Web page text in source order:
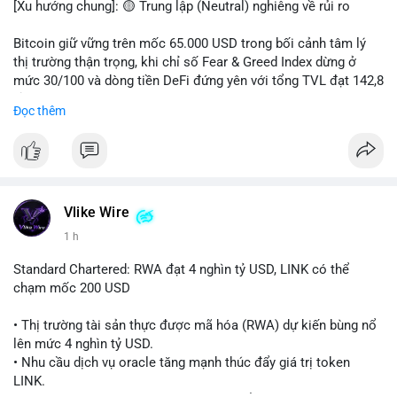
[Xu hướng chung]: 🟡 Trung lập (Neutral) nghiêng về rủi ro
Bitcoin giữ vững trên mốc 65.000 USD trong bối cảnh tâm lý
thị trường thận trọng, khi chỉ số Fear & Greed Index dừng ở
mức 30/100 và dòng tiền DeFi đứng yên với tổng TVL đạt 142,8
tăng gần 3% khi Iran-Oman hứa mở lại eo Hormuz, giảm lo ngại
lớn khác. Đáng chú ý, thanh lý Short chiếm tới 81,7% tổng 35,7
triệu USD thanh lý trong 24h, cho thấy phe bán đang yếu thế.
- DeFi & Công nghệ: Standard Chartered dự báo thị trường RWA
sẽ bùng nổ lên 4 nghìn tỷ USD, kéo theo giá trị token LINK có
hoàn tất thương vụ mua lại startup stablecoin BVNK trị giá 1,8
tỷ USD, đánh dấu bước tiến lớn trong thanh toán số.
- Quy định & Pháp lý: FCA Anh đang xây dựng khung pháp lý
Đọc thêm
Vlike Wire
1 h
Standard Chartered: RWA đạt 4 nghìn tỷ USD, LINK có thể
chạm mốc 200 USD
• Thị trường tài sản thực được mã hóa (RWA) dự kiến bùng nổ
lên mức 4 nghìn tỷ USD.
• Nhu cầu dịch vụ oracle tăng mạnh thúc đẩy giá trị token
LINK.